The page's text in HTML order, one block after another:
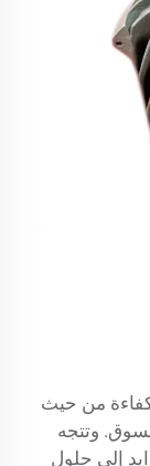
من حيث
وتتجه
إلى حلول